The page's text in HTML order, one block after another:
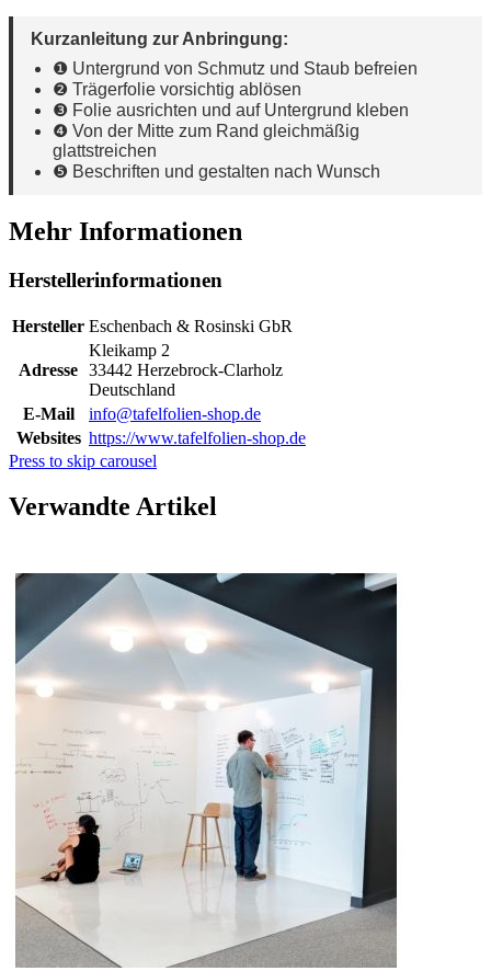
Kurzanleitung zur Anbringung:
❶ Untergrund von Schmutz und Staub befreien
❷ Trägerfolie vorsichtig ablösen
❸ Folie ausrichten und auf Untergrund kleben
❹ Von der Mitte zum Rand gleichmäßig
glattstreichen
❺ Beschriften und gestalten nach Wunsch
Mehr Informationen
Herstellerinformationen
Hersteller Eschenbach & Rosinski GbR
Adresse
Kleikamp 2
33442 Herzebrock-Clarholz
Deutschland
E-Mail
info@tafelfolien-shop.de
Websites https://www.tafelfolien-shop.de
Press to skip carousel
Verwandte Artikel